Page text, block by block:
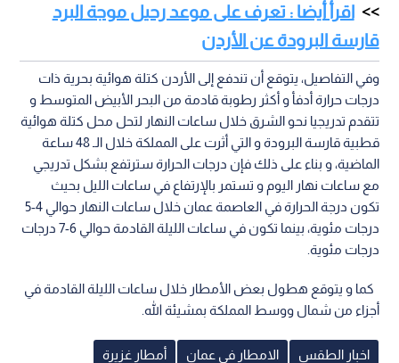
اقرأ أيضا : تعرف على موعد رحيل موجة البرد
قارسة البرودة عن الأردن
وفي التفاصيل، يتوقع أن تندفع إلى الأردن كتلة هوائية بحرية ذات
درجات حرارة أدفأ و أكثر رطوبة قادمة من البحر الأبيض المتوسط و
تتقدم تدريجيا نحو الشرق خلال ساعات النهار لتحل محل كتلة هوائية
قطبية قارسة البرودة و التي أثرت على المملكة خلال الـ 48 ساعة
الماضية، و بناء على ذلك فإن درجات الحرارة سترتفع بشكل تدريجي
مع ساعات نهار اليوم و تستمر بالإرتفاع في ساعات الليل بحيث
تكون درجة الحرارة في العاصمة عمان خلال ساعات النهار حوالي 4-5
درجات مئوية، بينما تكون في ساعات الليلة القادمة حوالي 6-7 درجات
درجات مئوية.
كما و يتوقع هطول بعض الأمطار خلال ساعات الليلة القادمة في
أجزاء من شمال ووسط المملكة بمشيئة الله.
اخبار الطقس الامطار في عمان أمطار غزيرة